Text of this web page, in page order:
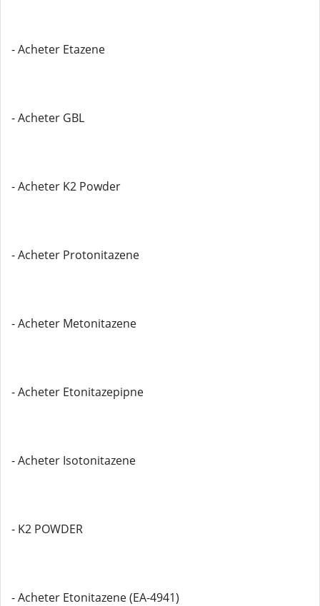
- Acheter Etazene
- Acheter GBL
- Acheter K2 Powder
- Acheter Protonitazene
- Acheter Metonitazene
- Acheter Etonitazepipne
- Acheter Isotonitazene
- K2 POWDER
- Acheter Etonitazene (EA-4941)